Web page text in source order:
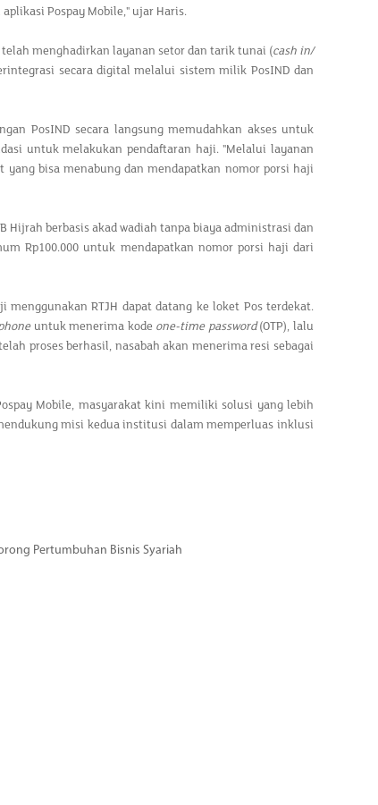
Pospay Mobile," ujar Haris.
menghadirkan layanan setor dan tarik tunai (cash in/
secara digital melalui sistem milik PosIND dan
PosIND secara langsung memudahkan akses untuk
untuk melakukan pendaftaran haji. "Melalui layanan
bisa menabung dan mendapatkan nomor porsi haji
Hijrah berbasis akad wadiah tanpa biaya administrasi dan
Rp100.000 untuk mendapatkan nomor porsi haji dari
RTJH dapat datang ke loket Pos terdekat.
untuk menerima kode one-time password(OTP), lalu
proses berhasil, nasabah akan menerima resi sebagai
Mobile, masyarakat kini memiliki solusi yang lebih
misi kedua institusi dalam memperluas inklusi
Pertumbuhan Bisnis Syariah